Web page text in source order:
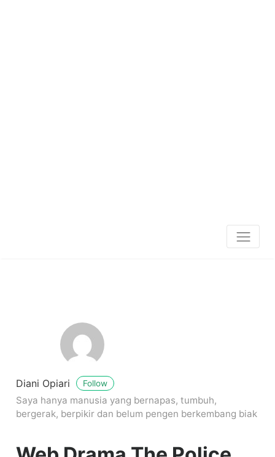
Diani Opiari Follow
Saya hanya manusia yang bernapas, tumbuh,
bergerak, berpikir dan belum pengen berkembang biak